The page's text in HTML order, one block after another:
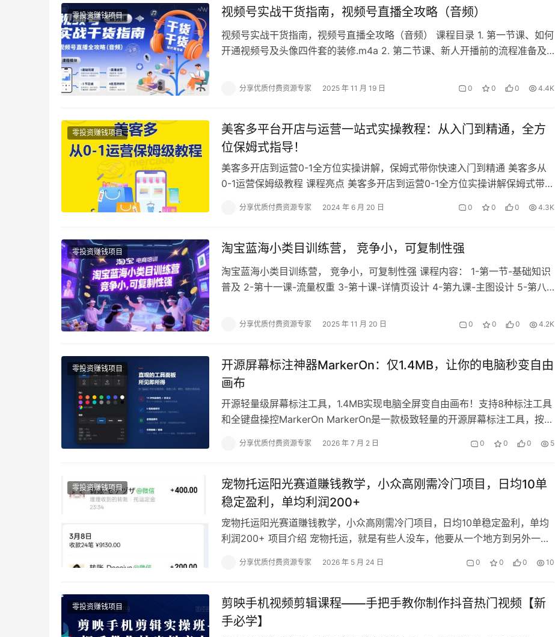
零投资赚钱项目 视频号实战干货指南，视频号直播全攻略（音频）
视频号实战干货指南，视频号直播全攻略（音频） 课程目录 1. 第一节课、如何
开通视频号及头像四件套的装修.m4a 2. 第二节课、新人开播前的流程准备及
分享优质付费资源专家 2025 年 11 月 19 日 0 0 0 4.4K
零投资赚钱项目
美客多平台开店与运营一站式实操教程：从入门到精通，全方
位保姆式指导！
​美客多开店到运营0-1全方位实操讲解，保姆式带你快速入门到精通 美客多从
0-1运营保姆级教程 课程亮点 美客多开店到运营0-1全方位实操讲解保姆式带你
分享优质付费资源专家 2024 年 6 月 20 日 0 0 0 4.3K
零投资赚钱项目 淘宝蓝海小类目训练营， 竞争小，可复制性强
淘宝蓝海小类目训练营， 竞争小，可复制性强 课程内容： 1-第一节-基础知识
普及 2-第十一课-流量权重 3-第十课-详情页设计 4-第九课-主图设计 5-第八
分享优质付费资源专家 2025 年 11 月 20 日 0 0 0 4.2K
零投资赚钱项目
开源屏幕标注神器MarkerOn：仅1.4MB，让你的电脑秒变自由
画布
开源轻量级屏幕标注工具，1.4MB实现电脑全屏变自由画布！支持8种标注工具
和全键盘操控MarkerOn MarkerOn是一款极致轻量的开源屏幕标注工具，按下
分享优质付费资源专家 2026 年 7 月 2 日 0 0 0 5
零投资赚钱项目
宠物托运阳光赛道賺钱教学，小众高刚需冷门项目，日均10单
稳定盈利，单均利润200+
宠物托运阳光赛道賺钱教学，小众高刚需冷门项目，日均10单稳定盈利，单均
利润200+ 项目介绍 宠物托运，就是有些人没车，他要从一个地方到另外一个
分享优质付费资源专家 2026 年 5 月 24 日 0 0 0 10
零投资赚钱项目
剪映手机视频剪辑课程——手把手教你制作抖音热门视频【新
手必学】